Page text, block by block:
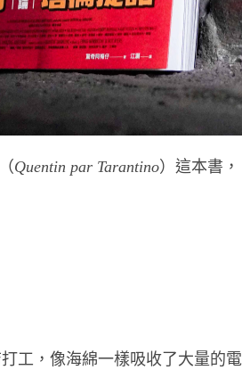
Quentin par Tarantino）這本書，
工，像海綿一樣吸收了大量的電